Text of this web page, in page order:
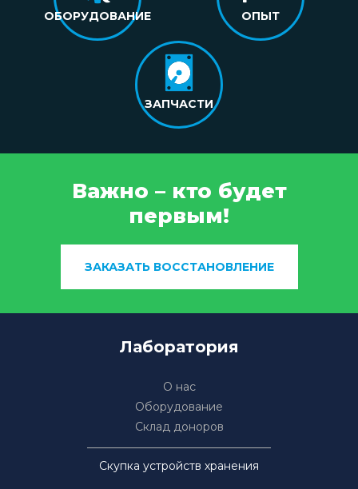
ОБОРУДОВАНИЕ ОПЫТ
ЗАПЧАСТИ
Важно – кто будет
первым!
ЗАКАЗАТЬ ВОССТАНОВЛЕНИЕ
Лаборатория
О нас
Оборудование
Склад доноров
Скупка устройств хранения